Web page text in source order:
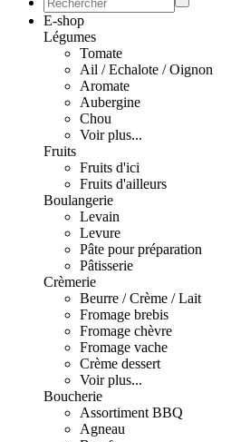
E-shop
Légumes
Tomate
Ail / Echalote / Oignon
Aromate
Aubergine
Chou
Voir plus...
Fruits
Fruits d'ici
Fruits d'ailleurs
Boulangerie
Levain
Levure
Pâte pour préparation
Pâtisserie
Crèmerie
Beurre / Crème / Lait
Fromage brebis
Fromage chèvre
Fromage vache
Crème dessert
Voir plus...
Boucherie
Assortiment BBQ
Agneau